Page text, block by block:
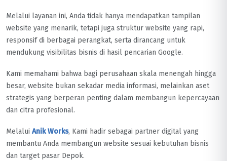
Melalui layanan ini, Anda tidak hanya mendapatkan tampilan
website yang menarik, tetapi juga struktur website yang rapi,
responsif di berbagai perangkat, serta dirancang untuk
mendukung visibilitas bisnis di hasil pencarian Google.
Kami memahami bahwa bagi perusahaan skala menengah hingga
besar, website bukan sekadar media informasi, melainkan aset
strategis yang berperan penting dalam membangun kepercayaan
dan citra profesional.
Melalui Anik Works, Kami hadir sebagai partner digital yang
membantu Anda membangun website sesuai kebutuhan bisnis
dan target pasar Depok.